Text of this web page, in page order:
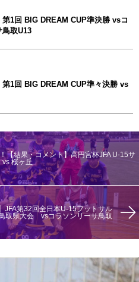
第1回 BIG DREAM CUP準決勝 vsコ
鳥取U13
第1回 BIG DREAM CUP準々決勝 vs
【結果・コメント】高円宮杯JFA U-15サ
桜ヶ丘
JFA第32回全日本U-15フットサル
取県大会 vsコラソンリーサ鳥取